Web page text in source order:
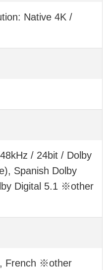
Native 4K /
/ 24bit / Dolby
Spanish Dolby
Digital 5.1 ※other
French ※other